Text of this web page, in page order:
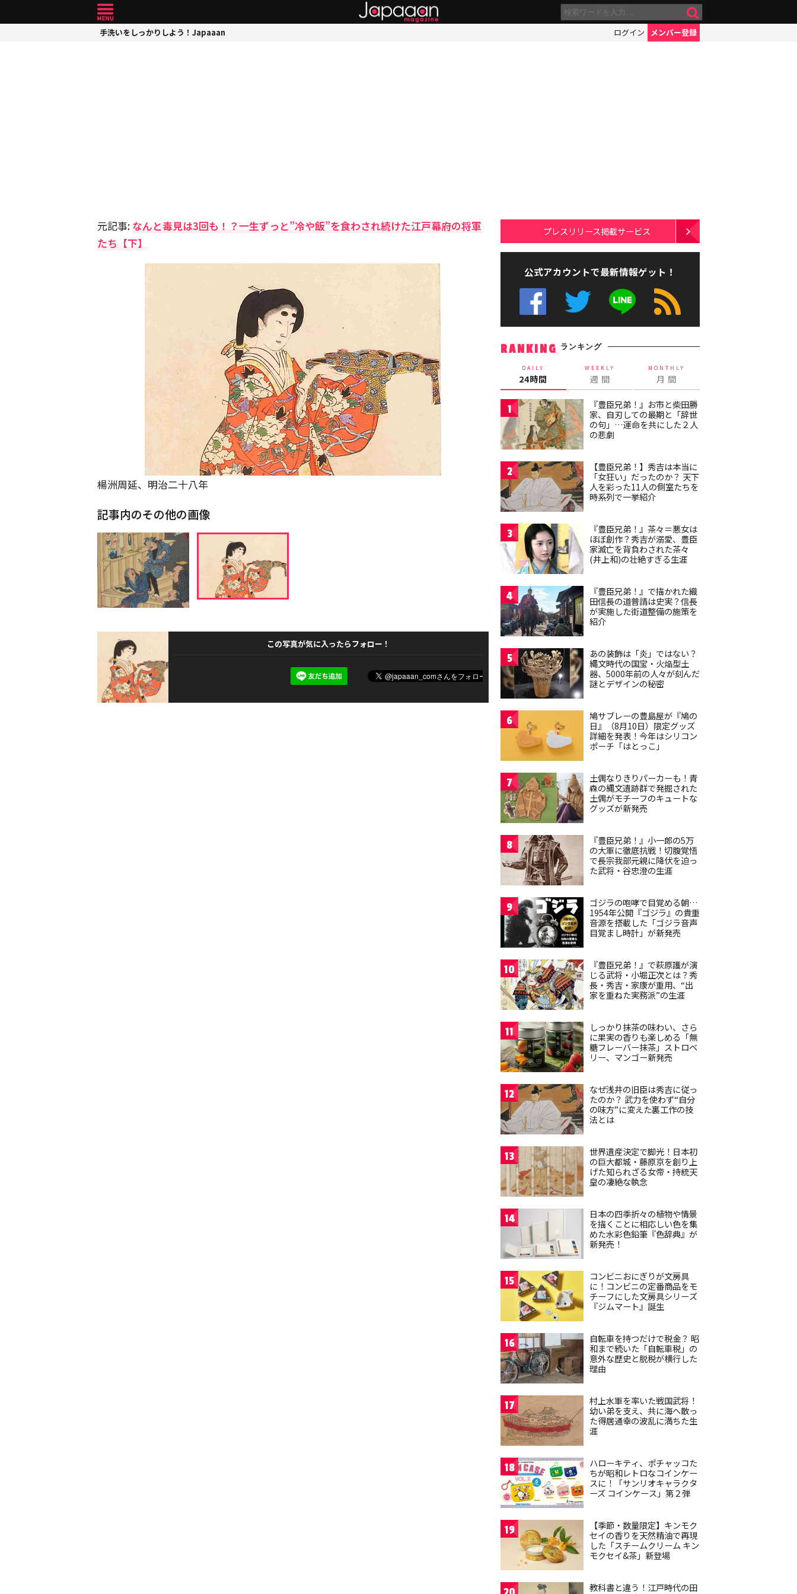
手洗いをしっかりしよう！Japaaan ログイン メンバー登録
元記事: なんと毒見は3回も！？一生ずっと”冷や飯”を食わされ続けた江戸幕府の将軍
たち【下】
楊洲周延、明治二十八年
記事内のその他の画像
この写真が気に入ったらフォロー！
プレスリリース掲載サービス
公式アカウントで最新情報ゲット！
RANKING ランキング
DAILY
24時間
WEEKLY
週 間
MONTHLY
月 間
1
『豊臣兄弟！』お市と柴田勝
家、自刃しての最期と「辞世
の句」…運命を共にした２人
の悲劇
2
【豊臣兄弟！】秀吉は本当に
「女狂い」だったのか？ 天下
人を彩った11人の側室たちを
時系列で一挙紹介
3
『豊臣兄弟！』茶々＝悪女は
ほぼ創作？秀吉が溺愛、豊臣
家滅亡を背負わされた茶々
(井上和)の壮絶すぎる生涯
4
『豊臣兄弟！』で描かれた織
田信長の道普請は史実？信長
が実施した街道整備の施策を
紹介
5
あの装飾は「炎」ではない？
縄文時代の国宝・火焔型土
器、5000年前の人々が刻んだ
謎とデザインの秘密
6
鳩サブレーの豊島屋が『鳩の
日』（8月10日）限定グッズ
詳細を発表！今年はシリコン
ポーチ「はとっこ」
7
土偶なりきりパーカーも！青
森の縄文遺跡群で発掘された
土偶がモチーフのキュートな
グッズが新発売
8
『豊臣兄弟！』小一郎の5万
の大軍に徹底抗戦！切腹覚悟
で長宗我部元親に降伏を迫っ
た武将・谷忠澄の生涯
9
ゴジラの咆哮で目覚める朝…
1954年公開『ゴジラ』の貴重
音源を搭載した「ゴジラ音声
目覚まし時計」が新発売
10
『豊臣兄弟！』で萩原護が演
じる武将・小堀正次とは？秀
長・秀吉・家康が重用、“出
家を重ねた実務派”の生涯
11
しっかり抹茶の味わい、さら
に果実の香りも楽しめる「無
糖フレーバー抹茶」ストロベ
リー、マンゴー新発売
12
なぜ浅井の旧臣は秀吉に従っ
たのか？ 武力を使わず“自分
の味方”に変えた裏工作の技
法とは
13
世界遺産決定で脚光！日本初
の巨大都城・藤原京を創り上
げた知られざる女帝・持統天
皇の凄絶な執念
14
日本の四季折々の植物や情景
を描くことに相応しい色を集
めた水彩色鉛筆『色辞典』が
新発売！
15
コンビニおにぎりが文房具
に！コンビニの定番商品をモ
チーフにした文房具シリーズ
『ジムマート』誕生
16
自転車を持つだけで税金？ 昭
和まで続いた「自転車税」の
意外な歴史と脱税が横行した
理由
17
村上水軍を率いた戦国武将！
幼い弟を支え、共に海へ散っ
た得居通幸の波乱に満ちた生
涯
18
ハローキティ、ポチャッコた
ちが昭和レトロなコインケー
スに！「サンリオキャラクタ
ーズ コインケース」第２弾
19
【季節・数量限定】キンモク
セイの香りを天然精油で再現
した「スチームクリーム キン
モクセイ&茶」新登場
教科書と違う！江戸時代の田